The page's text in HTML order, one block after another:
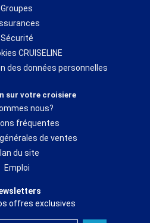
Groupes
Sécurité
CRUISELINE
des données personnelles
sur votre croisiere
nous?
fréquentes
de ventes
du site
Emploi
offres exclusives